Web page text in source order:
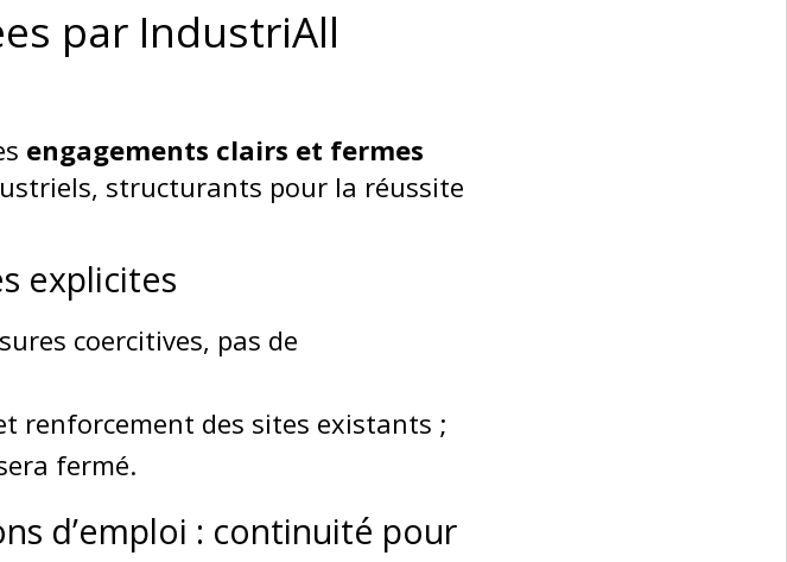
par IndustriAll
engagements clairs et fermes
structurants pour la réussite
explicites
coercitives, pas de
renforcement des sites existants ;
fermé.
d’emploi : continuité pour